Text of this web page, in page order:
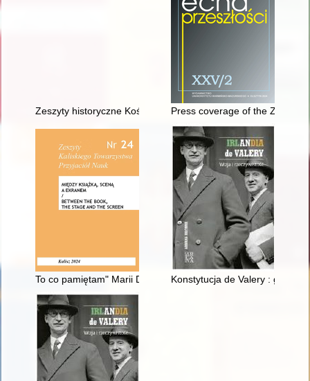
Zeszyty historyczne Kościoła katolickiego w Kluczborku. Cz.
Press coverage of the Zabern
To co pamiętam" Marii Dąbrowskiej - mało znany przyczynek
Konstytucja de Valery :